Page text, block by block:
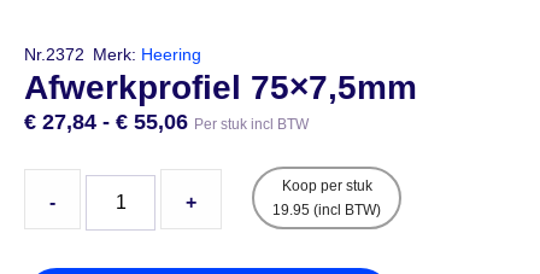
Nr.2372 Merk: Heering
Afwerkprofiel 75×7,5mm
€ 27,84 - € 55,06 Per stuk incl BTW
- +
Koop per stuk
19.95 (incl BTW)